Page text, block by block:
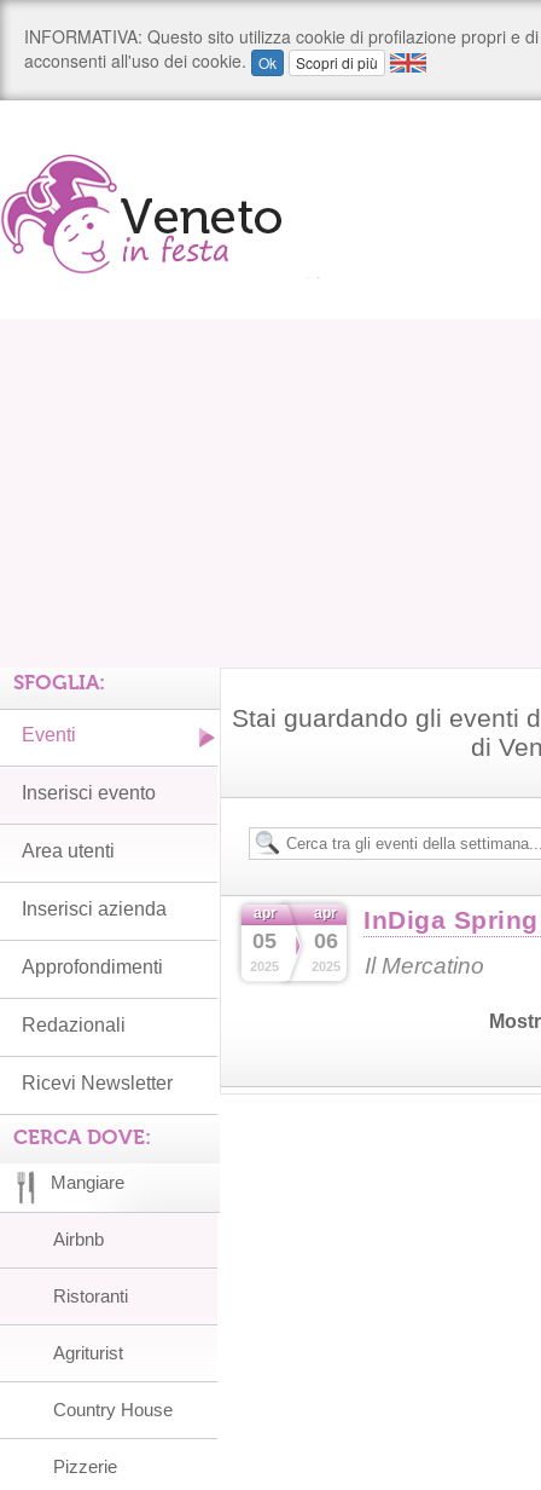
Stai guardando gli eventi
di
apr
05
2025
apr
06
2025
InDiga
Il Mercatino
SFOGLIA:
Eventi
Inserisci evento
Area utenti
Inserisci azienda
Approfondimenti
Redazionali
Ricevi Newsletter
CERCA DOVE:
Mangiare
Airbnb
Ristoranti
Agriturist
Country House
Pizzerie